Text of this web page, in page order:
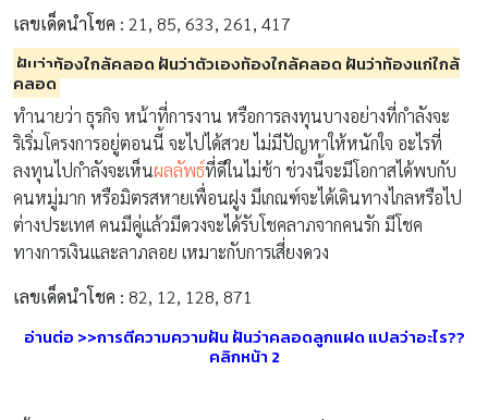
เลขเด็ดนำโชค : 21, 85, 633, 261, 417
ฝันว่าท้องใกล้คลอด ฝันว่าตัวเองท้องใกล้คลอด ฝันว่าท้องแก่ใกล้
คลอด
ทำนายว่า ธุรกิจ หน้าที่การงาน หรือการลงทุนบางอย่างที่กำลังจะ
ริเริ่มโครงการอยู่ตอนนี้ จะไปได้สวย ไม่มีปัญหาให้หนักใจ อะไรที่
ลงทุนไปกำลังจะเห็นผลลัพธ์ที่ดีในไม่ช้า ช่วงนี้จะมีโอกาสได้พบกับ
คนหมู่มาก หรือมิตรสหายเพื่อนฝูง มีเกณฑ์จะได้เดินทางไกลหรือไป
ต่างประเทศ คนมีคู่แล้วมีดวงจะได้รับโชคลาภจากคนรัก มีโชค
ทางการเงินและลาภลอย เหมาะกับการเสี่ยงดวง
เลขเด็ดนำโชค : 82, 12, 128, 871
อ่านต่อ >>การตีความความฝัน ฝันว่าคลอดลูกแฝด แปลว่าอะไร??
คลิกหน้า 2